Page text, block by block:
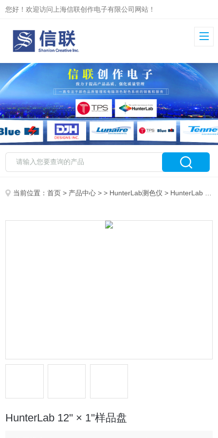
您好！欢迎访问上海信联创作电子有限公司网站！
当前位置：首页 > 产品中心 > > HunterLab测色仪 > HunterLab 12'' × 1''样品盘
HunterLab 12'' × 1''样品盘